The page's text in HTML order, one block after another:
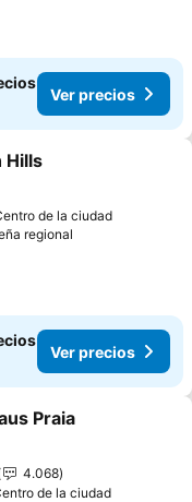
Ver precios
favoritos
Hills
de la ciudad
regional
Ver precios
favoritos
Praia
4.068
de la ciudad